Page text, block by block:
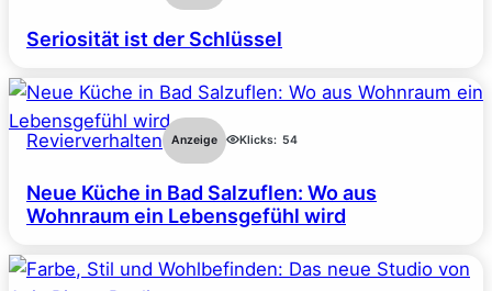
Seriosität ist der Schlüssel
Revierverhalten Anzeige Klicks: 54
Neue Küche in Bad Salzuflen: Wo aus
Wohnraum ein Lebensgefühl wird